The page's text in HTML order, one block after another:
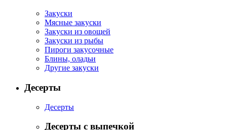
Закуски
Мясные закуски
Закуски из овощей
Закуски из рыбы
Пироги закусочные
Блины, оладьи
Другие закуски
Десерты
Десерты
Десерты с выпечкой